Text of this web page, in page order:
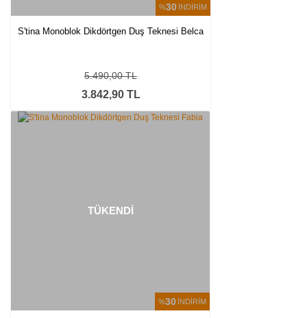
%30 İNDİRİM
S'tina Monoblok Dikdörtgen Duş Teknesi Belca
3.842,90 TL
5.490,00 TL
%30 İNDİRİM
TÜKENDİ